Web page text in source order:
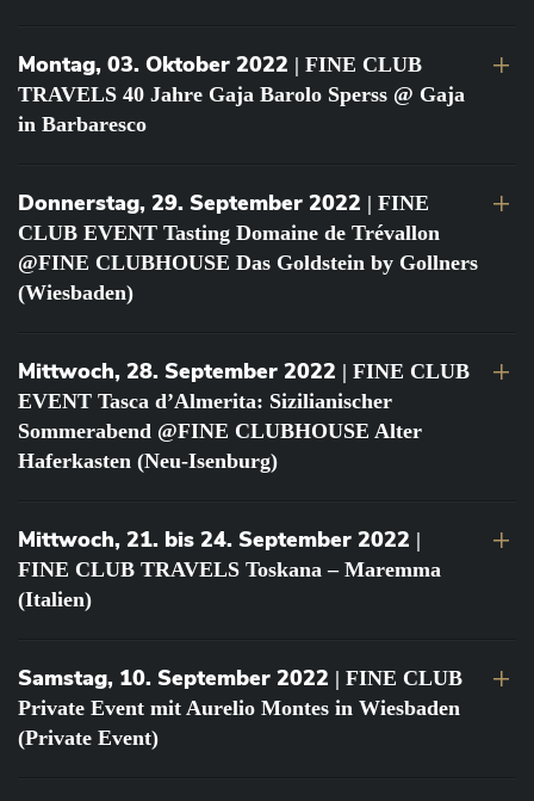
Montag, 03. Oktober 2022 | FINE CLUB
TRAVELS 40 Jahre Gaja Barolo Sperss @ Gaja
in Barbaresco
Donnerstag, 29. September 2022 | FINE
CLUB EVENT Tasting Domaine de Trévallon
@FINE CLUBHOUSE Das Goldstein by Gollners
(Wiesbaden)
Mittwoch, 28. September 2022 | FINE CLUB
EVENT Tasca d’Almerita: Sizilianischer
Sommerabend @FINE CLUBHOUSE Alter
Haferkasten (Neu-Isenburg)
Mittwoch, 21. bis 24. September 2022 |
FINE CLUB TRAVELS Toskana – Maremma
(Italien)
Samstag, 10. September 2022 | FINE CLUB
Private Event mit Aurelio Montes in Wiesbaden
(Private Event)